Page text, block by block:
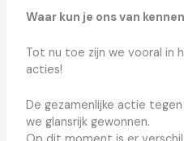
Waar kun je ons van kennen
Tot nu toe zijn we vooral in
acties!
De gezamenlijke actie
we glansrijk gewonnen.